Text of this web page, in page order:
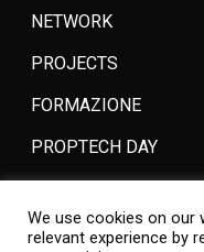
NETWORK
PROJECTS
FORMAZIONE
PROPTECH DAY
JOIN
We use cookies on our
relevant experience by